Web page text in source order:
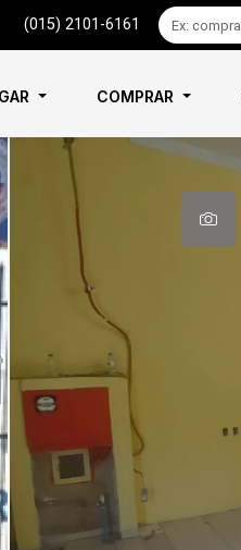
(015) 2101-6161
COMPRAR